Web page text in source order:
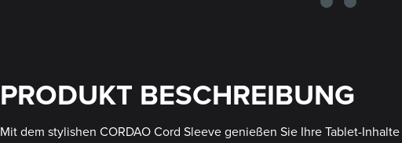
PRODUKT BESCHREIBUNG
Mit dem stylishen CORDAO Cord Sleeve genießen Sie Ihre Tablet-